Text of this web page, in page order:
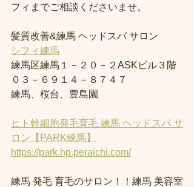
フィまでご相談くださいませ。
髪質改善&練馬 ヘッドスパ サロン
シフィ練馬
練馬区練馬１－２０－２ASKビル３階
０３－６９１４－８７４７
練馬、桜台、豊島園
ヒト幹細胞発毛育毛 練馬 ヘッドスパ サ
ロン【PARK練馬】
https://park.hp.peraichi.com/
練馬 発毛 育毛のサロン！！練馬 美容室